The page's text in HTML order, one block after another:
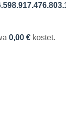
0,00 € kostet.